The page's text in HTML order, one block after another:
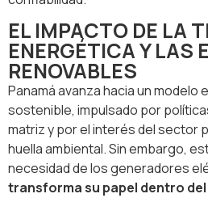
EL IMPACTO DE LA
ENERGÉTICA Y LAS
RENOVABLES
Panamá avanza hacia un modelo
sostenible, impulsado por
matriz y por el interés del sector
huella ambiental. Sin embargo,
necesidad de los generadores
transforma su papel dentro